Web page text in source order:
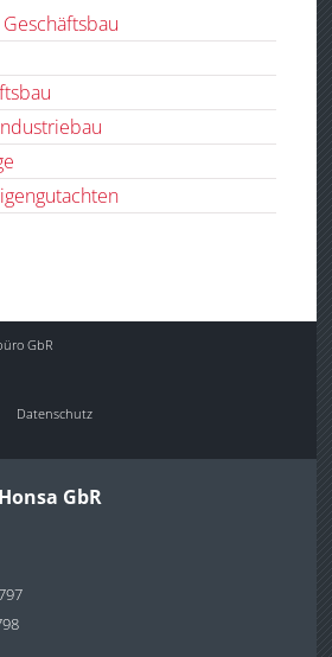
GbR
Datenschutz
GbR